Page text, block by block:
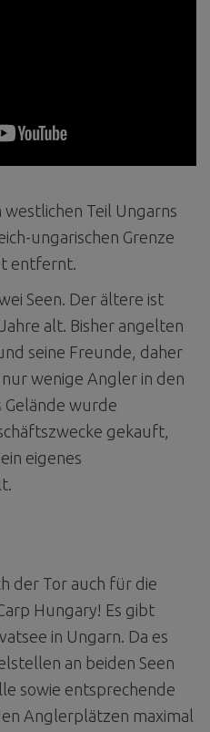
Teil Ungarns
ungarischen Grenze
entfernt.
Seen. Der ältere ist
alt. Bisher angelten
seine Freunde, daher
wenige Angler in den
Gelände wurde
gekauft,
eigenes
der Tor auch für die
Hungary! Es gibt
in Ungarn. Da es
an beiden Seen
sowie entsprechende
Anglerplätzen maximal